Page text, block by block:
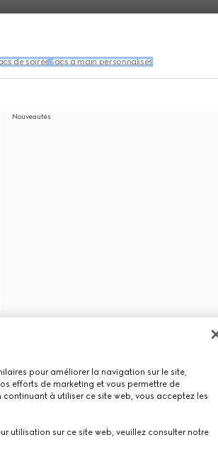
de soirée Sacs à main personnalisés
Nouveautés
pour améliorer la navigation sur le site,
efforts de marketing et vous permettre de
à utiliser ce site web, vous acceptez les
utilisation sur ce site web, veuillez consulter notre